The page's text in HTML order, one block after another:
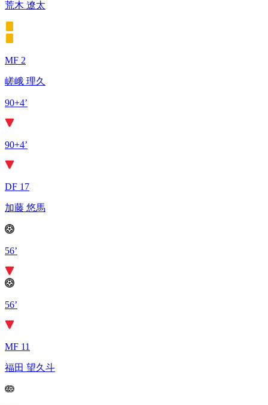
荒木 遼太
MF 2
嵯峨 理久
90+4’
90+4’
DF 17
加藤 悠馬
56’
56’
MF 11
福田 望久斗